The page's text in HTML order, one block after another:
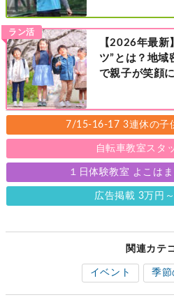
ラン活
【2026年最新
ツ”とは？地域
で親子が笑顔
店・町田店・
7/15-16-17 3連休の子
自転車教室スタ
１日体験教室 よこは
広告掲載 3万円
関連カテ
イベント 季節